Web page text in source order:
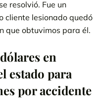
resolvió. Fue un
cliente lesionado quedó
que obtuvimos para él.
en
estado para
por accidente